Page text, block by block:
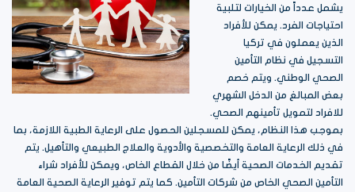
يشمل عدداً من الخيارات لتلبية
احتياجات الفرد. يمكن للأفراد
الذين يعملون في تركيا
التسجيل في نظام التأمين
الصحي الوطني. ويتم خصم
بعض المبالغ من الدخل الشهري
للافراد لتمويل تأمينهم الصحي.
بموجب هذا النظام، يمكن للمسجلين الحصول على الرعاية الطبية اللازمة، بما
في ذلك الرعاية العامة والتخصصية والأدوية والعلاج الطبيعي والتأهيل. يتم
تقديم الخدمات الصحية أيضًا من خلال القطاع الخاص، ويمكن للأفراد شراء
التأمين الصحي الخاص من شركات التأمين. كما يتم توفير الرعاية الصحية العامة